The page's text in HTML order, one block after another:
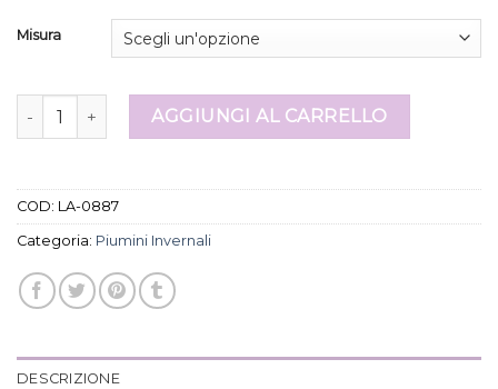
Misura
piumini invernali quantitàAGGIUNGI AL CARRELLO
COD: LA-0887
Categoria: Piumini Invernali
DESCRIZIONE